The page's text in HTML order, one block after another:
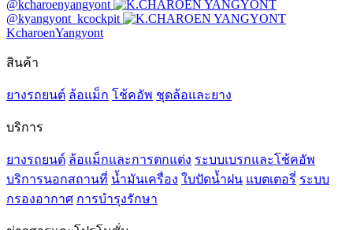
@kcharoenyangyont
@kyangyont_kcockpit
KcharoenYangyont
สินค้า
ยางรถยนต์ ล้อแม็ก โช้คอัพ ชุดล้อและยาง
บริการ
ยางรถยนต์ ล้อแม็กและการตกแต่ง ระบบเบรกและโช้คอัพ
บริการนอกสถานที่ น้ำมันเครื่อง ใบปัดน้ำฝน แบตเตอรี่ ระบบ
กรองอากาศ การบำรุงรักษา